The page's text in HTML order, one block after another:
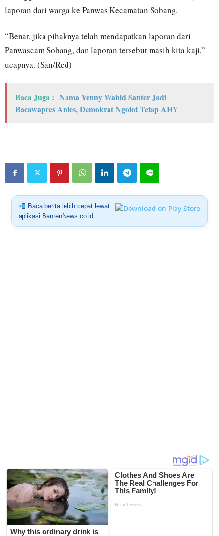
laporan dari warga ke Panwas Kecamatan Sobang.
“Benar, jika pihaknya telah mendapatkan laporan dari
Panwascam Sobang, dan laporan tersebut masih kita kaji,”
ucapnya. (San/Red)
Baca Juga : Nama Yenny Wahid Santer Jadi
Bacawapres Anies, Demokrat Ngotot Tetap AHY
Baca berita lebih cepat lewat
aplikasi BantenNews.co.id